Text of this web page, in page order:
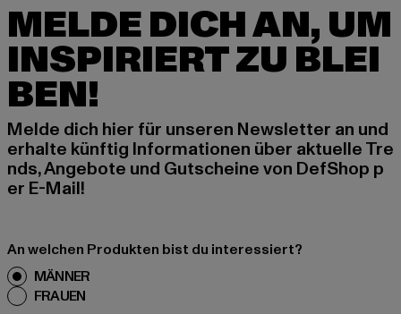
MELDE DICH AN, UM
INSPIRIERT ZU BLEI
BEN!
Melde dich hier für unseren Newsletter an und
erhalte künftig Informationen über aktuelle Tre
nds, Angebote und Gutscheine von DefShop p
er E-Mail!
An welchen Produkten bist du interessiert?
MÄNNER
FRAUEN